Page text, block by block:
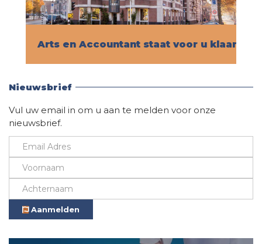
Arts en Accountant staat voor u klaar!
Nieuwsbrief
Vul uw email in om u aan te melden voor onze
nieuwsbrief.
Aanmelden